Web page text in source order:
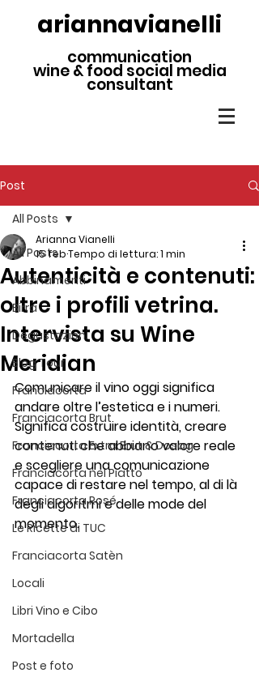
ariannavianelli
communication
wine & food social media
consultant
Post
All Posts
Abbinamenti
Birra
Degustazioni
Blog Tour
Franciacorta
Franciacorta Brut
Franciacorta Extra Brut & Dosag
Franciacorta nel Piatto
Franciacorta Rosé
Le Ricette di TUC
Franciacorta Satèn
Locali
Libri Vino e Cibo
Mortadella
Post e foto
All Posts
Autenticità e contenuti:
oltre i profili vetrina.
Intervista su Wine
Meridian
Arianna Vianelli
15 febTempo di lettura: 1 min
Comunicare il vino oggi significa
andare oltre l’estetica e i numeri.
Significa costruire identità, creare
contenuti che abbiano valore reale
e scegliere una comunicazione
capace di restare nel tempo, al di là
degli algoritmi e delle mode del
momento.